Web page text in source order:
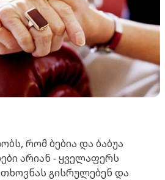
რომ ბებია და ბაბუა
არიან - ყველაფერს
გისრულებენ და